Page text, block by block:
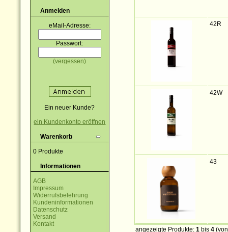
Anmelden
eMail-Adresse:
Passwort:
(vergessen)
Ein neuer Kunde?
ein Kundenkonto eröffnen
Warenkorb
0 Produkte
Informationen
AGB
Impressum
Widerrufsbelehrung
Kundeninformationen
Datenschutz
Versand
Kontakt
42R
42W
43
angezeigte Produkte: 1 bis 4